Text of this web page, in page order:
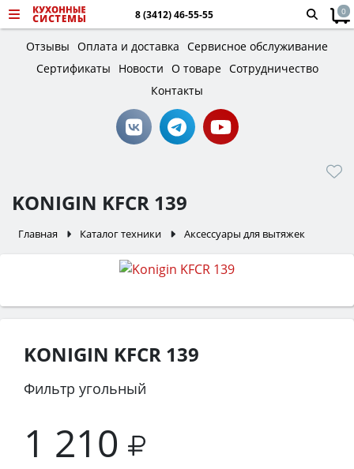
8 (3412) 46-55-55 0
Отзывы Оплата и доставка Сервисное обслуживание
Сертификаты
Новости О товаре Сотрудничество
Контакты
KONIGIN KFCR 139
Главная Каталог техники Аксессуары для вытяжек
KONIGIN KFCR 139
Фильтр угольный
1 210